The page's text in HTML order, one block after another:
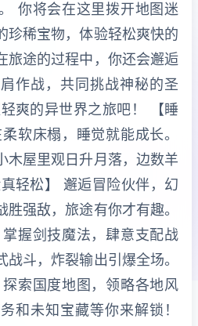
你将会在这里拨开地图迷
珍稀宝物，体验轻松爽快的
旅途的过程中，你还会邂逅
作战，共同挑战神秘的圣
爽的异世界之旅吧！ 【睡
软床榻，睡觉就能成长。
木屋里观日升月落，边数羊
轻松】 邂逅冒险伙伴，幻
强敌，旅途有你才有趣。
掌握剑技魔法，肆意支配战
斗，炸裂输出引爆全场。
探索国度地图，领略各地风
和未知宝藏等你来解锁！